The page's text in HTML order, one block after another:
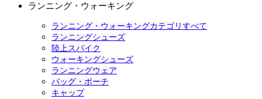
ランニング・ウォーキング
ランニング・ウォーキングカテゴリすべて
ランニングシューズ
陸上スパイク
ウォーキングシューズ
ランニングウェア
バッグ・ポーチ
キャップ